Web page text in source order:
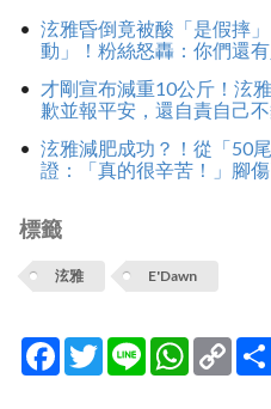
泫雅昏倒竟被酸「是假摔
動」！粉絲怒轟：你們還
才剛宣布減重10公斤！泫
歉並報平安，還自責自己
泫雅減肥成功？！從「50
證：「真的很辛苦！」腳
標籤
泫雅 E'Dawn
Facebook
TwitterLine
Link